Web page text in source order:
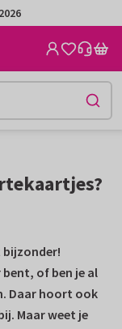
bijzonder!
bent, of ben je al
Daar hoort ook
Maar weet je